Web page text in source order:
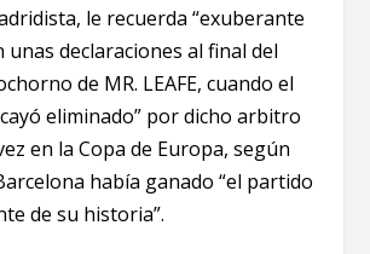
le recuerda “exuberante
unas declaraciones al final del
de MR. LEAFE, cuando el
eliminado” por dicho arbitro
en la Copa de Europa, según
había ganado “el partido
de su historia”.